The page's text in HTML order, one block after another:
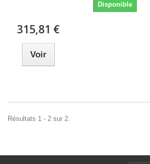
Disponible
315,81 €
Voir
Résultats 1 - 2 sur 2.